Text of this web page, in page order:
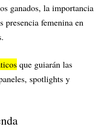
ganados, la importancia
presencia femenina en
que guiarán las
spotlights y